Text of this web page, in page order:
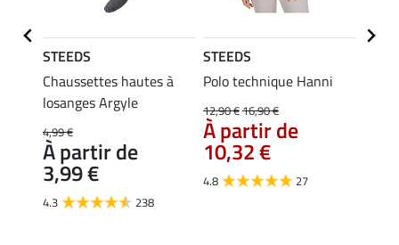
STEEDS
Chaussettes hautes à
losanges Argyle
4,99 €
À partir de
3,99 €
4.3 238
STEEDS
Polo technique Hanni
12,90 €16,90 €
À partir de
10,32 €
4.8 27